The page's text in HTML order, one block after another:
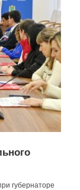
губернаторе